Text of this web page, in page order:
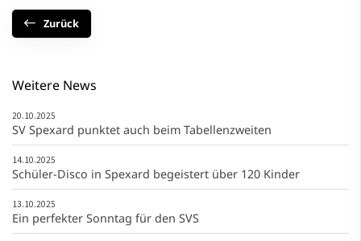
Zurück
Weitere News
20.10.2025
SV Spexard punktet auch beim Tabellenzweiten
14.10.2025
Schüler-Disco in Spexard begeistert über 120 Kinder
13.10.2025
Ein perfekter Sonntag für den SVS